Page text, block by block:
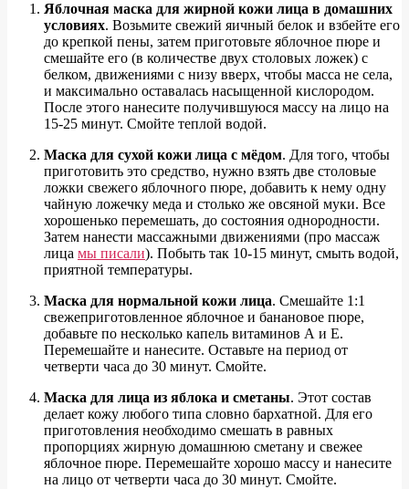
Яблочная маска для жирной кожи лица в домашних
условиях. Возьмите свежий яичный белок и взбейте его
до крепкой пены, затем приготовьте яблочное пюре и
смешайте его (в количестве двух столовых ложек) с
белком, движениями с низу вверх, чтобы масса не села,
и максимально оставалась насыщенной кислородом.
После этого нанесите получившуюся массу на лицо на
15-25 минут. Смойте теплой водой.
Маска для сухой кожи лица с мёдом. Для того, чтобы
приготовить это средство, нужно взять две столовые
ложки свежего яблочного пюре, добавить к нему одну
чайную ложечку меда и столько же овсяной муки. Все
хорошенько перемешать, до состояния однородности.
Затем нанести массажными движениями (про массаж
лица мы писали). Побыть так 10-15 минут, смыть водой,
приятной температуры.
Маска для нормальной кожи лица. Смешайте 1:1
свежеприготовленное яблочное и банановое пюре,
добавьте по несколько капель витаминов А и Е.
Перемешайте и нанесите. Оставьте на период от
четверти часа до 30 минут. Смойте.
Маска для лица из яблока и сметаны. Этот состав
делает кожу любого типа словно бархатной. Для его
приготовления необходимо смешать в равных
пропорциях жирную домашнюю сметану и свежее
яблочное пюре. Перемешайте хорошо массу и нанесите
на лицо от четверти часа до 30 минут. Смойте.